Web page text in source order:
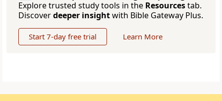
Explore trusted study tools in the Resourcestab.
Discoverdeeper insightwith Bible Gateway Plus.
Start 7-day free trial Learn More